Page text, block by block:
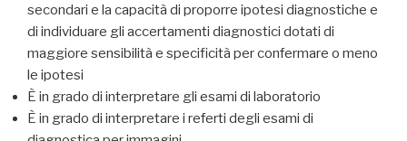
secondari e la capacità di proporre ipotesi diagnostiche e
di individuare gli accertamenti diagnostici dotati di
maggiore sensibilità e specificità per confermare o meno
le ipotesi
È in grado di interpretare gli esami di laboratorio
È in grado di interpretare i referti degli esami di